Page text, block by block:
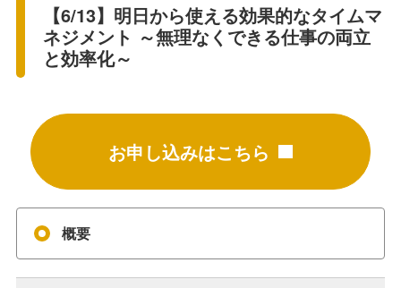
【6/13】明日から使える効果的なタイムマ
ネジメント ～無理なくできる仕事の両立
と効率化～
お申し込みはこちら
概要